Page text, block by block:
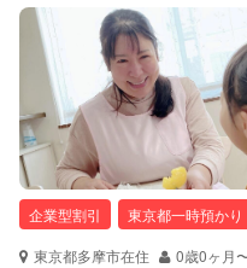
障がい児対応
レッスン な
定期予約 可
お子様の撮影
（定期特典）
対
特徴 料金 レビュー
サポートの特徴
資格
企
自
保
幼
企業型割引 東京都一時預かり
東京都多摩市在住
0歳0ヶ月